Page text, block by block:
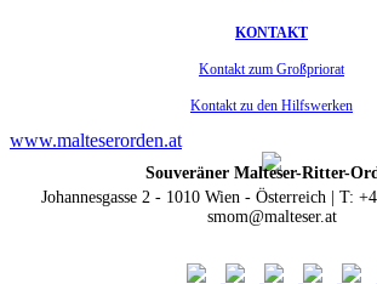
KONTAKT
Kontakt zum Großpriorat
Kontakt zu den Hilfswerken
www.malteserorden.at
Souveräner Malteser-Ritter-
Johannesgasse 2 - 1010 Wien - Österreich | T:
smom@malteser.at